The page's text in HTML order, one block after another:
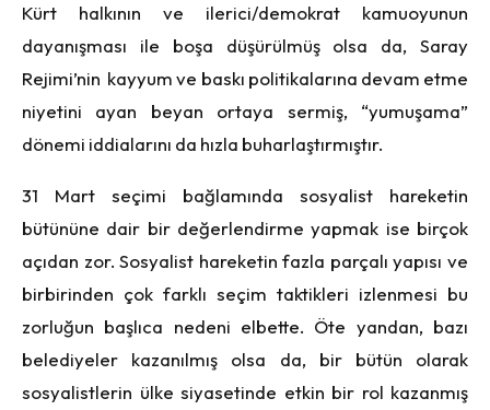
Kürt halkının ve ilerici/demokrat kamuoyunun
dayanışması ile boşa düşürülmüş olsa da, Saray
Rejimi’nin kayyum ve baskı politikalarına devam etme
niyetini ayan beyan ortaya sermiş, “yumuşama”
dönemi iddialarını da hızla buharlaştırmıştır.
31 Mart seçimi bağlamında sosyalist hareketin
bütününe dair bir değerlendirme yapmak ise birçok
açıdan zor. Sosyalist hareketin fazla parçalı yapısı ve
birbirinden çok farklı seçim taktikleri izlenmesi bu
zorluğun başlıca nedeni elbette. Öte yandan, bazı
belediyeler kazanılmış olsa da, bir bütün olarak
sosyalistlerin ülke siyasetinde etkin bir rol kazanmış